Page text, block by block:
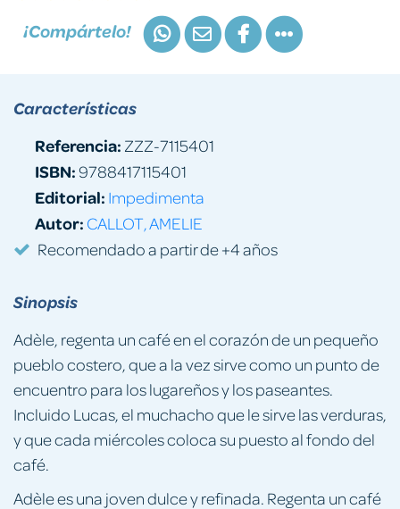
¡Compártelo!
Sinopsis
Adèle, regenta un café en el corazón de un pequeño
pueblo costero, que a la vez sirve como un punto de
encuentro para los lugareños y los paseantes.
Incluido Lucas, el muchacho que le sirve las verduras,
y que cada miércoles coloca su puesto al fondo del
café.
Adèle es una joven dulce y refinada. Regenta un café
Características
Referencia: ZZZ-7115401
ISBN:9788417115401
Editorial: Impedimenta
Autor: CALLOT, AMELIE
Recomendado a partir de +4 años